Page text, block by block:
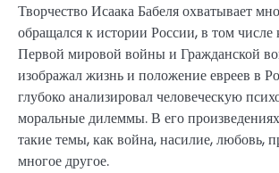
Творчество Исаака Бабеля охватывает
обращался к истории России, в том
Первой мировой войны и Гражданской
изображал жизнь и положение евреев в
глубоко анализировал человеческую
моральные дилеммы. В его
такие темы, как война, насилие, любовь,
многое другое.